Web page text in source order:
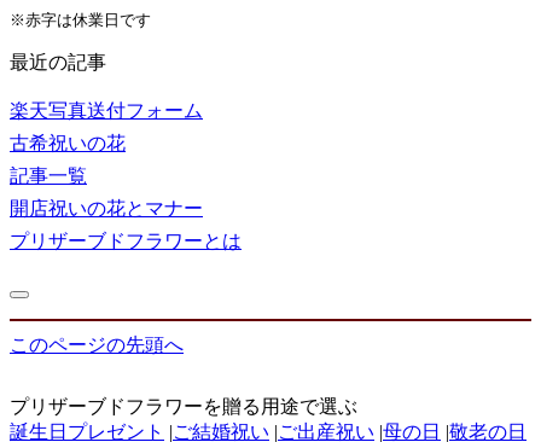
※赤字は休業日です
最近の記事
楽天写真送付フォーム
古希祝いの花
記事一覧
開店祝いの花とマナー
プリザーブドフラワーとは
このページの先頭へ
プリザーブドフラワーを贈る用途で選ぶ
誕生日プレゼント |ご結婚祝い |ご出産祝い |母の日 |敬老の日